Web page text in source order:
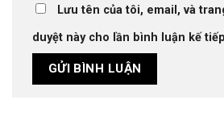
Lưu tên của tôi, email, và
duyệt này cho lần bình luận kế